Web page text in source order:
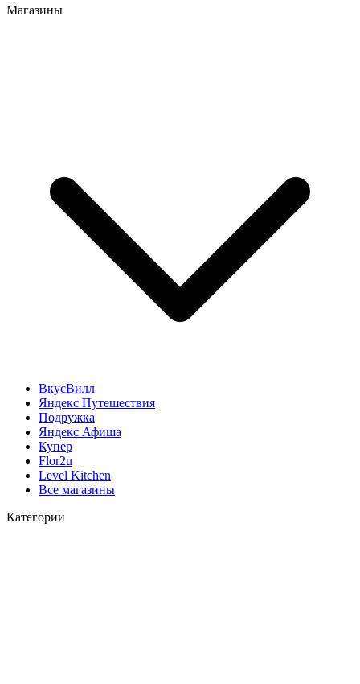
Магазины
ВкусВилл
Яндекс Путешествия
Подружка
Яндекс Афиша
Купер
Flor2u
Level Kitchen
Все магазины
Категории